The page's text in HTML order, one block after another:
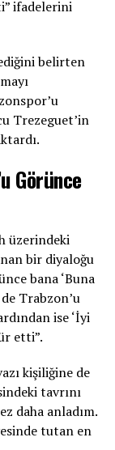
ifadelerini
belirten
Trezeguet’in
Görünce
üzerindeki
bir diyaloğu
bana ‘Buna
Trabzon’u
ise ‘İyi
etti”.
kişiliğine de
tavrını
daha anladım.
tutan en